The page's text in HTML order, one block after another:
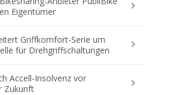
Eigentümer
Griffkomfort-Serie um
für Drehgriffschaltungen
Accell-Insolvenz vor
Zukunft